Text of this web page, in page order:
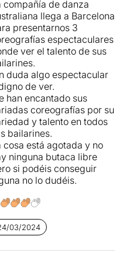
compañía de danza
llega a Barcelona
presentarnos 3
espectaculares
ver el talento de sus
duda algo espectacular
de ver.
han encantado sus
coreografías por su
y talento en todos
bailarines.
cosa está agotada y no
ninguna butaca libre
si podéis conseguir
no lo dudéis.
03/2024